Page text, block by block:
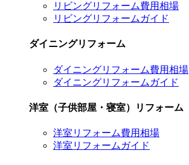
リビングリフォーム費用相場
リビングリフォームガイド
ダイニングリフォーム
ダイニングリフォーム費用相場
ダイニングリフォームガイド
洋室（子供部屋・寝室）リフォーム
洋室リフォーム費用相場
洋室リフォームガイド